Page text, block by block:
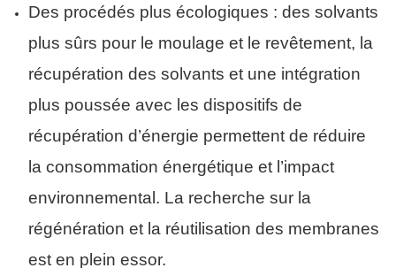
Des procédés plus écologiques : des solvants
plus sûrs pour le moulage et le revêtement, la
récupération des solvants et une intégration
plus poussée avec les dispositifs de
récupération d’énergie permettent de réduire
la consommation énergétique et l’impact
environnemental. La recherche sur la
régénération et la réutilisation des membranes
est en plein essor.